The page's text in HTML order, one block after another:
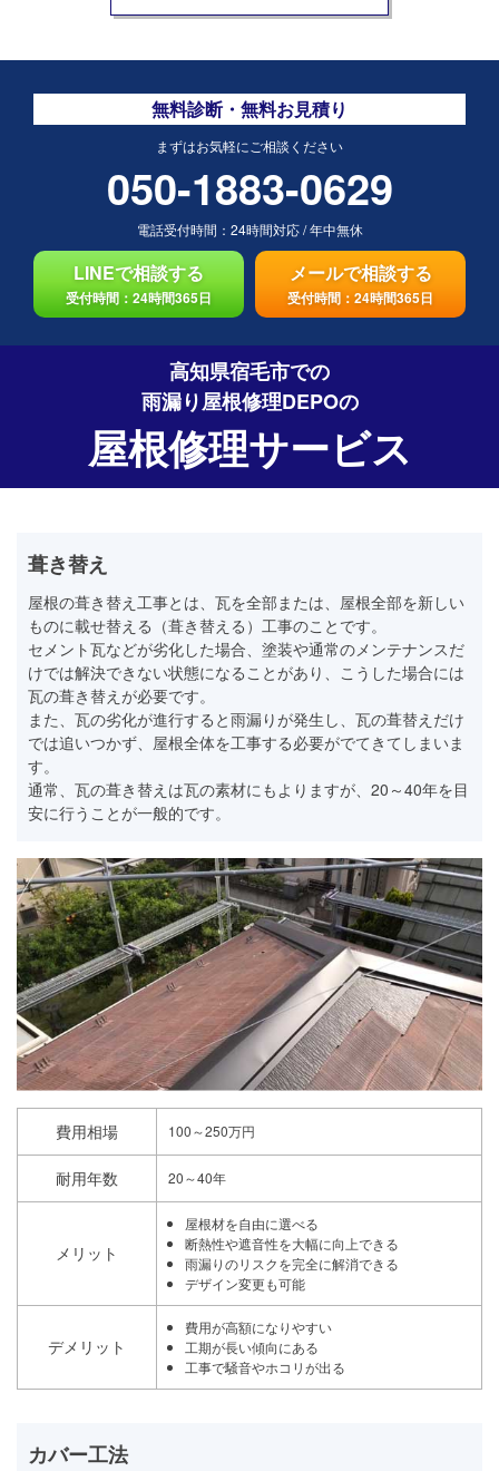
無料診断・無料お見積り
まずはお気軽にご相談ください
050-1883-0629
電話受付時間： 24時間対応/年中無休
LINEで相談する
受付時間：24時間365日
メールで相談する
受付時間：24時間365日
高知県宿毛市での
雨漏り屋根修理DEPOの
屋根修理サービス
葺き替え
屋根の葺き替え工事とは、瓦を全部または、屋根全部を新しい
ものに載せ替える（葺き替える）工事のことです。
セメント瓦などが劣化した場合、塗装や通常のメンテナンスだ
けでは解決できない状態になることがあり、こうした場合には
瓦の葺き替えが必要です。
また、瓦の劣化が進行すると雨漏りが発生し、瓦の葺替えだけ
では追いつかず、屋根全体を工事する必要がでてきてしまいま
す。
通常、瓦の葺き替えは瓦の素材にもよりますが、20～40年を目
安に行うことが一般的です。
費用相場 100～250万円
耐用年数 20～40年
メリット
屋根材を自由に選べる
断熱性や遮音性を大幅に向上できる
雨漏りのリスクを完全に解消できる
デザイン変更も可能
デメリット
費用が高額になりやすい
工期が長い傾向にある
工事で騒音やホコリが出る
カバー工法